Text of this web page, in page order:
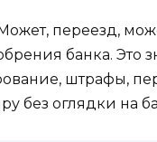
переезд,
банка. Это
штрафы,
без оглядки на